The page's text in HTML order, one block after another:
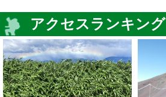
アクセスランキング